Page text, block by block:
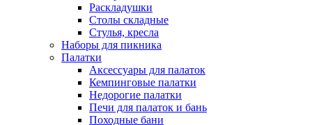
Раскладушки
Столы складные
Стулья, кресла
Наборы для пикника
Палатки
Аксессуары для палаток
Кемпинговые палатки
Недорогие палатки
Печи для палаток и бань
Походные бани